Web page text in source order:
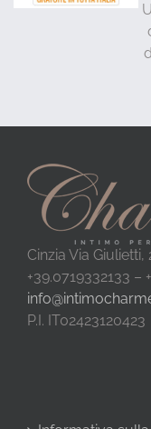
Cinzia Via
+39.0719332133 –
P.I. IT02423120423